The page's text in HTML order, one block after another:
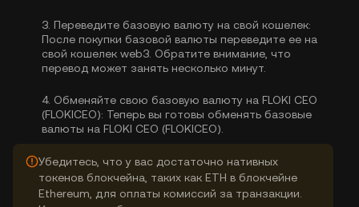
3. Переведите базовую валюту на свой кошелек:
После покупки базовой валюты переведите ее на
свой кошелек web3. Обратите внимание, что
перевод может занять несколько минут.
4. Обменяйте свою базовую валюту на FLOKI CEO
(FLOKICEO): Теперь вы готовы обменять базовые
валюты на FLOKI CEO (FLOKICEO).
Убедитесь, что у вас достаточно нативных
токенов блокчейна, таких как ETH в блокчейне
Ethereum, для оплаты комиссий за транзакции.